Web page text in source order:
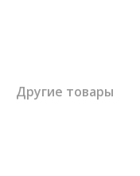
Другие товары